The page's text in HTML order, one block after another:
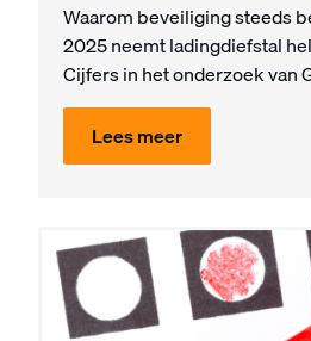
Waarom beveiliging steeds
2025 neemt ladingdiefstal
Cijfers in het onderzoek van
Lees meer